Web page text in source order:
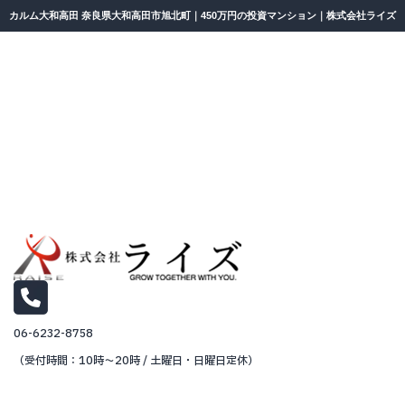
カルム大和高田 奈良県大和高田市旭北町｜450万円の投資マンション｜株式会社ライズ
06-6232-8758
（受付時間：10時～20時 / 土曜日・日曜日定休）